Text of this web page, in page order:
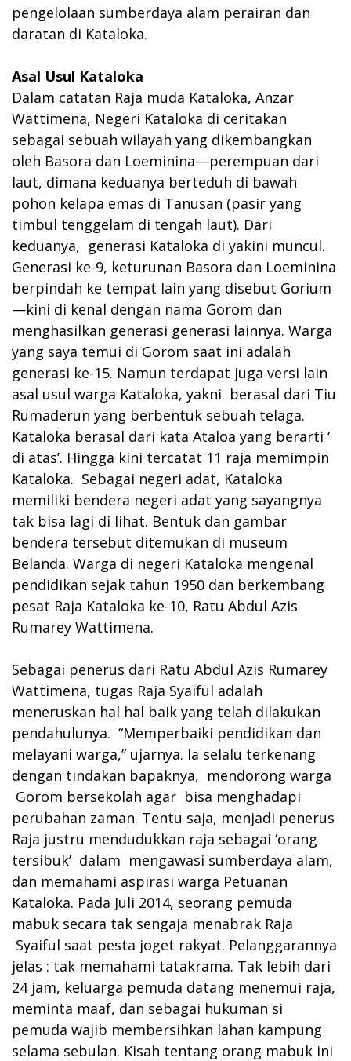
pengelolaan sumberdaya alam perairan dan
daratan di Kataloka.
Asal Usul Kataloka
Dalam catatan Raja muda Kataloka, Anzar
Wattimena, Negeri Kataloka di ceritakan
sebagai sebuah wilayah yang dikembangkan
oleh Basora dan Loeminina—perempuan dari
laut, dimana keduanya berteduh di bawah
pohon kelapa emas di Tanusan (pasir yang
timbul tenggelam di tengah laut). Dari
keduanya, generasi Kataloka di yakini muncul.
Generasi ke-9, keturunan Basora dan Loeminina
berpindah ke tempat lain yang disebut Gorium
—kini di kenal dengan nama Gorom dan
menghasilkan generasi generasi lainnya. Warga
yang saya temui di Gorom saat ini adalah
generasi ke-15. Namun terdapat juga versi lain
asal usul warga Kataloka, yakni berasal dari Tiu
Rumaderun yang berbentuk sebuah telaga.
Kataloka berasal dari kata Ataloa yang berarti ‘
di atas’. Hingga kini tercatat 11 raja memimpin
Kataloka. Sebagai negeri adat, Kataloka
memiliki bendera negeri adat yang sayangnya
tak bisa lagi di lihat. Bentuk dan gambar
bendera tersebut ditemukan di museum
Belanda. Warga di negeri Kataloka mengenal
pendidikan sejak tahun 1950 dan berkembang
pesat Raja Kataloka ke-10, Ratu Abdul Azis
Rumarey Wattimena.
Sebagai penerus dari Ratu Abdul Azis Rumarey
Wattimena, tugas Raja Syaiful adalah
meneruskan hal hal baik yang telah dilakukan
pendahulunya. “Memperbaiki pendidikan dan
melayani warga,” ujarnya. Ia selalu terkenang
dengan tindakan bapaknya, mendorong warga
Gorom bersekolah agar bisa menghadapi
perubahan zaman. Tentu saja, menjadi penerus
Raja justru mendudukkan raja sebagai ‘orang
tersibuk’ dalam mengawasi sumberdaya alam,
dan memahami aspirasi warga Petuanan
Kataloka. Pada Juli 2014, seorang pemuda
mabuk secara tak sengaja menabrak Raja
Syaiful saat pesta joget rakyat. Pelanggarannya
jelas : tak memahami tatakrama. Tak lebih dari
24 jam, keluarga pemuda datang menemui raja,
meminta maaf, dan sebagai hukuman si
pemuda wajib membersihkan lahan kampung
selama sebulan. Kisah tentang orang mabuk ini